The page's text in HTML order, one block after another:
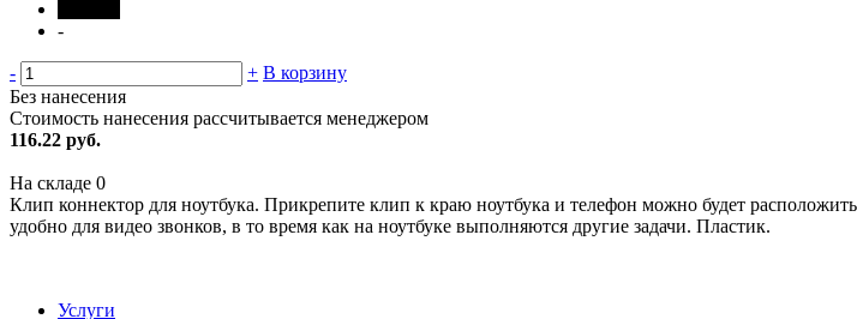
-
- + В корзину
Без нанесения
Стоимость нанесения рассчитывается менеджером
116.22 руб.
На складе 0
Клип коннектор для ноутбука. Прикрепите клип к краю ноутбука и телефон можно будет
удобно для видео звонков, в то время как на ноутбуке выполняются другие задачи. Пластик.
Услуги